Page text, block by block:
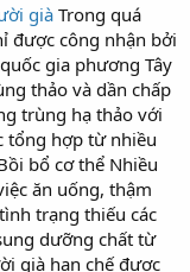
già Trong quá
được công nhận bởi
gia phương Tây
thảo và dần chấp
trùng hạ thảo với
tổng hợp từ nhiều
bổ cơ thể Nhiều
ăn uống, thậm
trạng thiếu các
dưỡng chất từ
già hạn chế được